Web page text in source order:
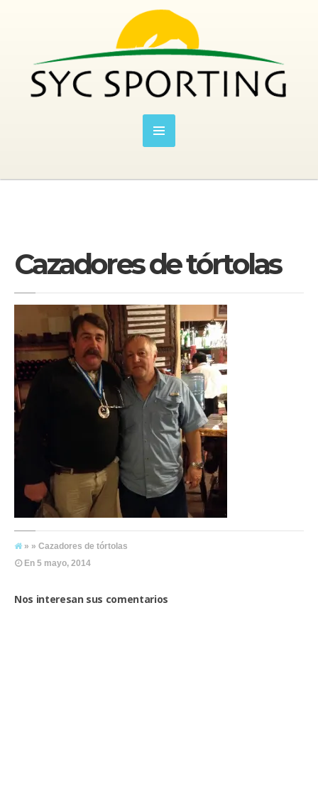
Cazadores de tórtolas
» » Cazadores de tórtolas
En 5 mayo, 2014
Nos interesan sus comentarios